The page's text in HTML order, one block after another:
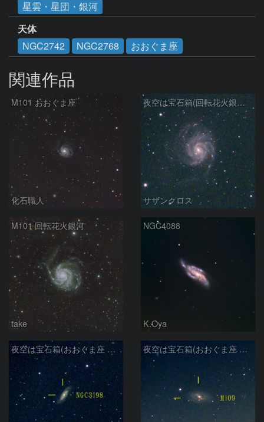
星雲・星団・銀河
天体
NGC2742
NGC2768 おおぐま座
関連作品
M101 おおぐま座
化石職人
夜空は宝石箱(回転花火銀河 M101) Seestar50
サザンクロス
M101 回転花火銀河
take
NGC4088
K.Oya
夜空は宝石箱(おおぐま座 NGC3198) Seestar50 夜空は宝石箱(おおぐま座 M109) Seestar50